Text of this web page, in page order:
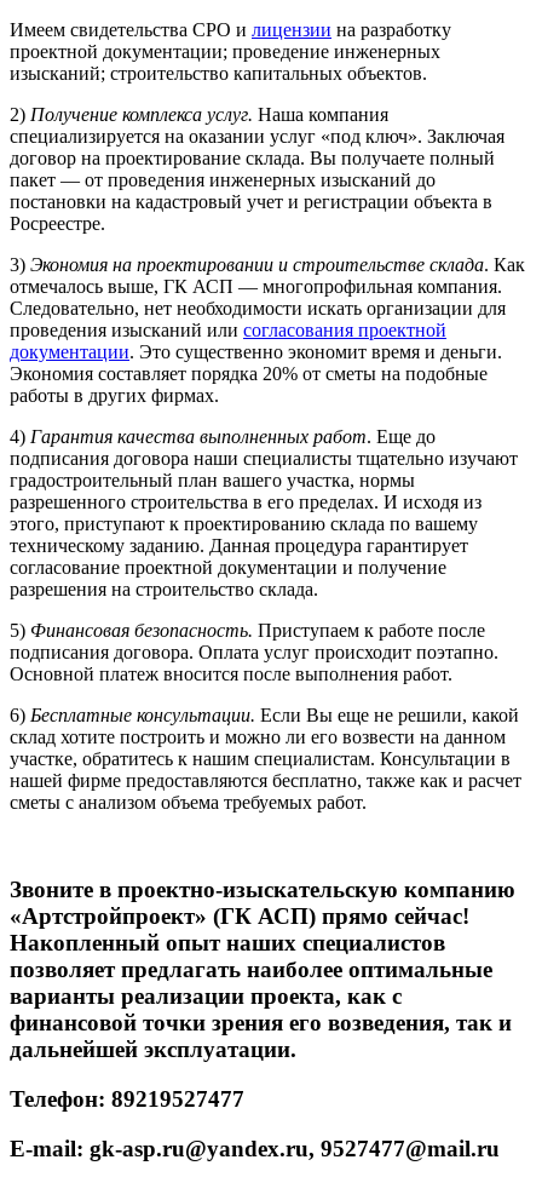
Имеем свидетельства СРО и лицензии на разработку
проектной документации; проведение инженерных
изысканий; строительство капитальных объектов.
2) Получение комплекса услуг. Наша компания
специализируется на оказании услуг «под ключ». Заключая
договор на проектирование склада. Вы получаете полный
пакет — от проведения инженерных изысканий до
постановки на кадастровый учет и регистрации объекта в
Росреестре.
3) Экономия на проектировании и строительстве склада. Как
отмечалось выше, ГК АСП — многопрофильная компания.
Следовательно, нет необходимости искать организации для
проведения изысканий или согласования проектной
документации. Это существенно экономит время и деньги.
Экономия составляет порядка 20% от сметы на подобные
работы в других фирмах.
4) Гарантия качества выполненных работ. Еще до
подписания договора наши специалисты тщательно изучают
градостроительный план вашего участка, нормы
разрешенного строительства в его пределах. И исходя из
этого, приступают к проектированию склада по вашему
техническому заданию. Данная процедура гарантирует
согласование проектной документации и получение
разрешения на строительство склада.
5) Финансовая безопасность. Приступаем к работе после
подписания договора. Оплата услуг происходит поэтапно.
Основной платеж вносится после выполнения работ.
6) Бесплатные консультации. Если Вы еще не решили, какой
склад хотите построить и можно ли его возвести на данном
участке, обратитесь к нашим специалистам. Консультации в
нашей фирме предоставляются бесплатно, также как и расчет
сметы с анализом объема требуемых работ.
Звоните в проектно-изыскательскую компанию
«Артстройпроект» (ГК АСП) прямо сейчас!
Накопленный опыт наших специалистов
позволяет предлагать наиболее оптимальные
варианты реализации проекта, как с
финансовой точки зрения его возведения, так и
дальнейшей эксплуатации.
Телефон: 89219527477
E-mail: gk-asp.ru@yandex.ru, 9527477@mail.ru